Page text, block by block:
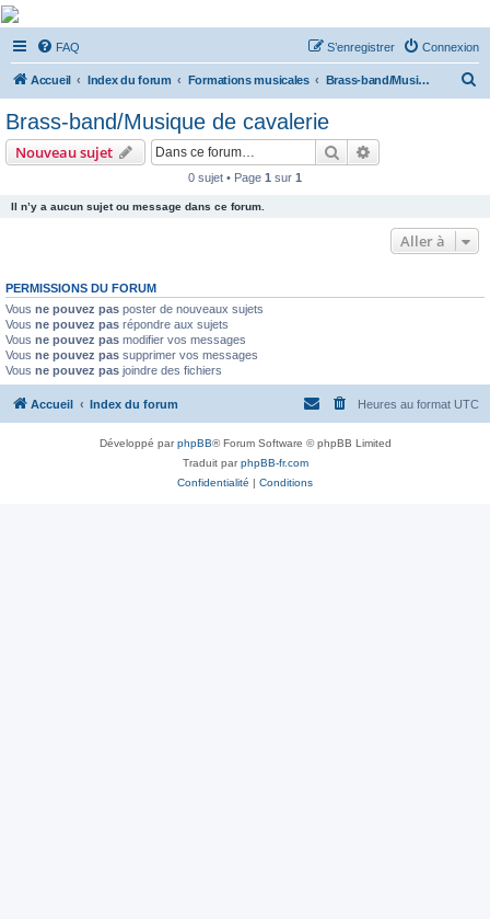
De Musicae Militari -
Forums
Forums de discussions
FAQ Connexion
S’enregistrer
Accueil Index du forum Formations musicales Brass-band/Musique de cavalerie
Brass-band/Musique de cavalerie
Nouveau sujet Rechercher
0 sujet • Page 1 sur 1
Il n’y a aucun sujet ou message dans ce forum.
Aller à
PERMISSIONS DU FORUM
Vous ne pouvez pas poster de nouveaux sujets
Vous ne pouvez pas répondre aux sujets
Vous ne pouvez pas modifier vos messages
Vous ne pouvez pas supprimer vos messages
Vous ne pouvez pas joindre des fichiers
Accueil Index du forum Heures au format UTC
Développé parphpBB® Forum Software © phpBB Limited
Traduit parphpBB-fr.com
Confidentialité | Conditions